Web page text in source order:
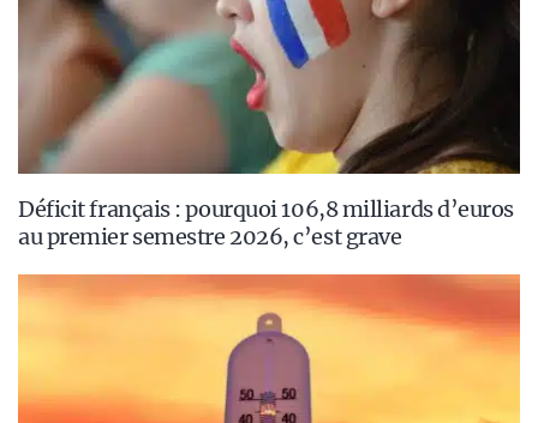
Déficit français : pourquoi 106,8 milliards d’euros
au premier semestre 2026, c’est grave